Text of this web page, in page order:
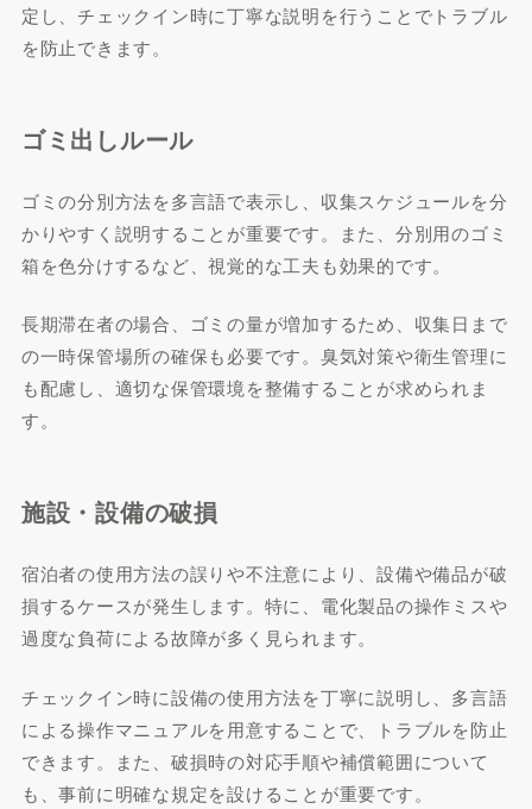
定し、チェックイン時に丁寧な説明を行うことでトラブル
を防止できます。
ゴミ出しルール
ゴミの分別方法を多言語で表示し、収集スケジュールを分
かりやすく説明することが重要です。また、分別用のゴミ
箱を色分けするなど、視覚的な工夫も効果的です。
長期滞在者の場合、ゴミの量が増加するため、収集日まで
の一時保管場所の確保も必要です。臭気対策や衛生管理に
も配慮し、適切な保管環境を整備することが求められま
す。
施設・設備の破損
宿泊者の使用方法の誤りや不注意により、設備や備品が破
損するケースが発生します。特に、電化製品の操作ミスや
過度な負荷による故障が多く見られます。
チェックイン時に設備の使用方法を丁寧に説明し、多言語
による操作マニュアルを用意することで、トラブルを防止
できます。また、破損時の対応手順や補償範囲について
も、事前に明確な規定を設けることが重要です。